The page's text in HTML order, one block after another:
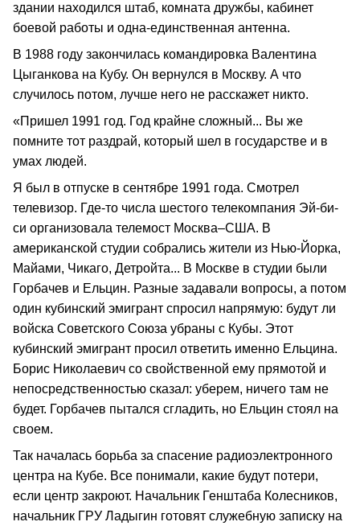
здании находился штаб, комната дружбы, кабинет
боевой работы и одна-единственная антенна.
В 1988 году закончилась командировка Валентина
Цыганкова на Кубу. Он вернулся в Москву. А что
случилось потом, лучше него не расскажет никто.
«Пришел 1991 год. Год крайне сложный... Вы же
помните тот раздрай, который шел в государстве и в
умах людей.
Я был в отпуске в сентябре 1991 года. Смотрел
телевизор. Где-то числа шестого телекомпания Эй-би-
си организовала телемост Москва–США. В
американской студии собрались жители из Нью-Йорка,
Майами, Чикаго, Детройта... В Москве в студии были
Горбачев и Ельцин. Разные задавали вопросы, а потом
один кубинский эмигрант спросил напрямую: будут ли
войска Советского Союза убраны с Кубы. Этот
кубинский эмигрант просил ответить именно Ельцина.
Борис Николаевич со свойственной ему прямотой и
непосредственностью сказал: уберем, ничего там не
будет. Горбачев пытался сгладить, но Ельцин стоял на
своем.
Так началась борьба за спасение радиоэлектронного
центра на Кубе. Все понимали, какие будут потери,
если центр закроют. Начальник Генштаба Колесников,
начальник ГРУ Ладыгин готовят служебную записку на